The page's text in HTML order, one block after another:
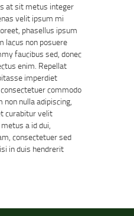
at sit metus integer
velit ipsum mi
phasellus ipsum
lacus non posuere
faucibus sed, donec
enim. Repellat
imperdiet
commodo
non nulla adipiscing,
curabitur velit
a id dui,
consectetuer sed
in duis hendrerit